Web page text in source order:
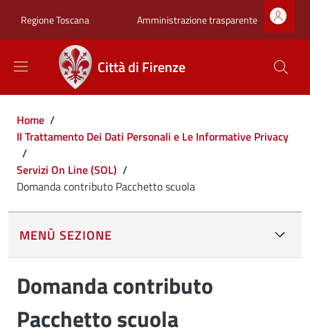
Regione Toscana Zona superiore
Amministrazione trasparente
Città di Firenze
Briciole di pane
Home /
Il Trattamento Dei Dati Personali e Le Informative Privacy
/
Servizi On Line (SOL) /
Domanda contributo Pacchetto scuola
MENÙ SEZIONE
Domanda contributo
Pacchetto scuola